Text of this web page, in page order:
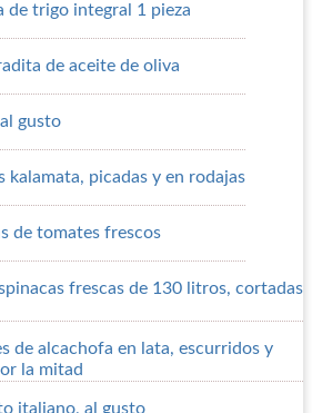
de trigo integral 1 pieza
de aceite de oliva
gusto
kalamata, picadas y en rodajas
de tomates frescos
frescas de 130 litros, cortadas
de alcachofa en lata, escurridos y
la mitad
italiano, al gusto